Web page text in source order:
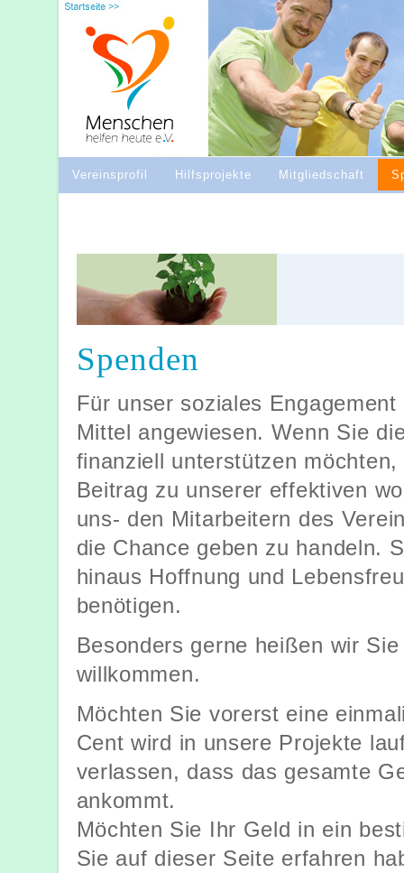
Vereinsprofil Hilfsprojekte Mitgliedschaft
Spenden
Für unser soziales
Mittel angewiesen. Wenn Sie
finanziell unterstützen
Beitrag zu unserer effektiven
uns- den Mitarbeitern des
die Chance geben zu handeln.
hinaus Hoffnung und
benötigen.
Besonders gerne heißen wir
willkommen.
Möchten Sie vorerst eine
Cent wird in unsere Projekte
verlassen, dass das gesamte
ankommt.
Möchten Sie Ihr Geld in ein
Sie auf dieser Seite erfahren